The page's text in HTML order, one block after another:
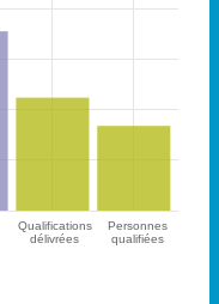
Qualifications
délivrées
Personnes
qualifiées